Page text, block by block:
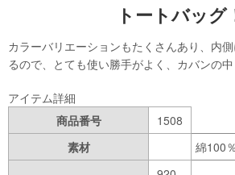
トートバッグ
カラーバリエーションもたくさんあり、内
るので、とても使い勝手がよく、カバンの中
アイテム詳細
商品番号
1508
素材
綿100％